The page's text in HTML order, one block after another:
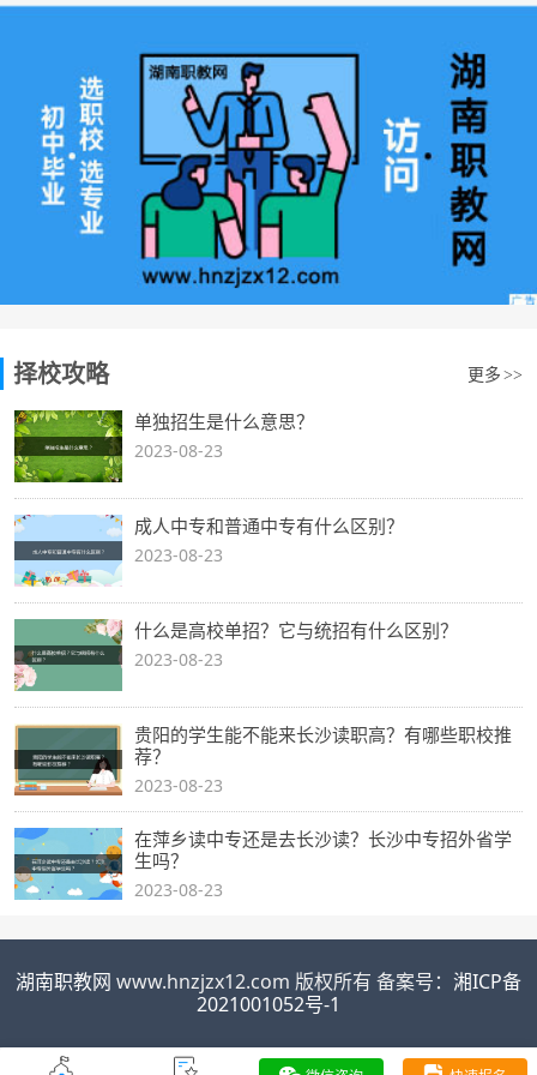
择校攻略 更多 >>
单独招生是什么意思？
2023-08-23
成人中专和普通中专有什么区别？
2023-08-23
什么是高校单招？它与统招有什么区别？
2023-08-23
贵阳的学生能不能来长沙读职高？有哪些职校推
荐？
2023-08-23
在萍乡读中专还是去长沙读？长沙中专招外省学
生吗？
2023-08-23
湖南职教网 www.hnzjzx12.com 版权所有 备案号： 湘ICP备
2021001052号-1